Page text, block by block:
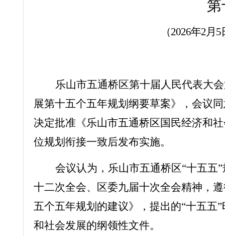
（2026年2月
乐山市五通桥区第十届人民代表大
展第十五个五年规划纲要草案》，会议
决定批准《乐山市五通桥区国民经济和
位规划衔接一致后发布实施。
会议认为，乐山市五通桥区“十五五
十二次全会、区委九届十次全会精神，
五个五年规划的建议》，提出的“十五五
和社会发展的纲领性文件。